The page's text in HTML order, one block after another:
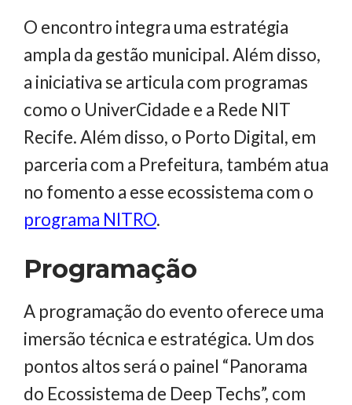
O encontro integra uma estratégia
ampla da gestão municipal. Além disso,
a iniciativa se articula com programas
como o UniverCidade e a Rede NIT
Recife. Além disso, o Porto Digital, em
parceria com a Prefeitura, também atua
no fomento a esse ecossistema com o
programa NITRO.
Programação
A programação do evento oferece uma
imersão técnica e estratégica. Um dos
pontos altos será o painel “Panorama
do Ecossistema de Deep Techs”, com